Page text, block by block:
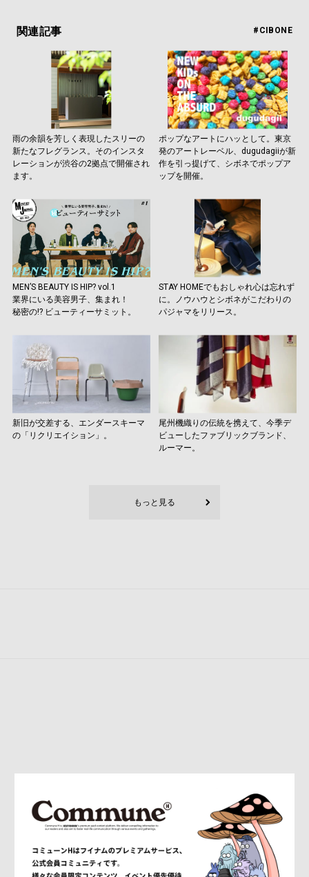
関連記事 #CIBONE
雨の余韻を芳しく表現したスリーの
新たなフレグランス。そのインスタ
レーションが渋谷の2拠点で開催され
ます。
ポップなアートにハッとして。東京
発のアートレーベル、dugudagiiが新
作を引っ提げて、シボネでポップア
ップを開催。
MEN’S BEAUTY IS HIP? vol.1
業界にいる美容男子、集まれ！
秘密の!? ビューティーサミット。
STAY HOMEでもおしゃれ心は忘れず
に。ノウハウとシボネがこだわりの
パジャマをリリース。
新旧が交差する、エンダースキーマ
の「リクリエイション」。
尾州機織りの伝統を携えて、今季デ
ビューしたファブリックブランド、
ルーマー。
もっと見る